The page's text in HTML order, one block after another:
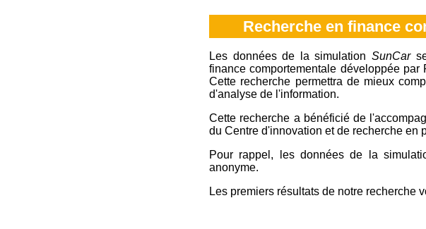
Recherche en finance
Les données de la simulationSunCar
finance comportementale développée
Cette recherche permettra de mieux
d'analyse de l'information.
Cette recherche a bénéficié de
du Centre d'innovation et de recherche en
Pour rappel, les données de la
anonyme.
Les premiers résultats de notre recherche